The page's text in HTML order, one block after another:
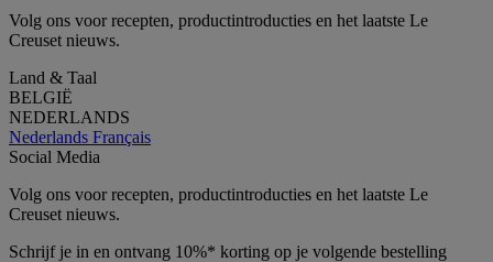
Volg ons voor recepten, productintroducties en het laatste Le
Creuset nieuws.
Land & Taal
BELGIË
NEDERLANDS
Nederlands Français
Social Media
Volg ons voor recepten, productintroducties en het laatste Le
Creuset nieuws.
Schrijf je in en ontvang 10%* korting op je volgende bestelling